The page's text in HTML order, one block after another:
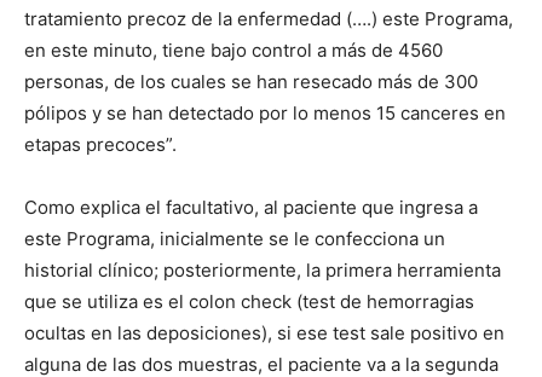
tratamiento precoz de la enfermedad (….) este Programa,
en este minuto, tiene bajo control a más de 4560
personas, de los cuales se han resecado más de 300
pólipos y se han detectado por lo menos 15 canceres en
etapas precoces”.
Como explica el facultativo, al paciente que ingresa a
este Programa, inicialmente se le confecciona un
historial clínico; posteriormente, la primera herramienta
que se utiliza es el colon check (test de hemorragias
ocultas en las deposiciones), si ese test sale positivo en
alguna de las dos muestras, el paciente va a la segunda